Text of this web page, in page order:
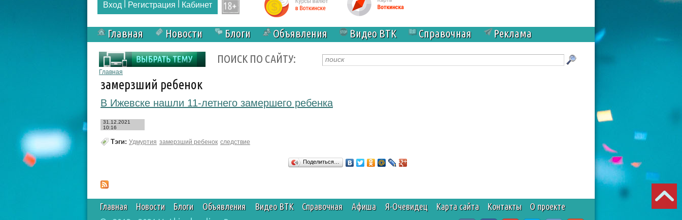
Вход Регистрация Кабинет
Главная Новости Блоги Объявления Видео ВТК Справочная
Реклама
ПОИСК ПО САЙТУ:
Форма поиска
Вы здесь
Главная
замерзший ребенок
В Ижевске нашли 11-летнего замершего ребенка
31.12.2021
10:16
Тэги: Удмуртия замерзший ребенок следствие
Поделиться…
Главная Новости Блоги Объявления Видео ВТК Справочная Афиша Я-Очевидец Карта сайта Контакты О проекте